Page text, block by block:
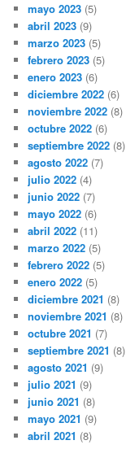
mayo 2023 (5)
abril 2023 (9)
marzo 2023 (5)
febrero 2023 (5)
enero 2023 (6)
diciembre 2022 (6)
noviembre 2022 (8)
octubre 2022 (6)
septiembre 2022 (8)
agosto 2022 (7)
julio 2022 (4)
junio 2022 (7)
mayo 2022 (6)
abril 2022 (11)
marzo 2022 (5)
febrero 2022 (5)
enero 2022 (5)
diciembre 2021 (8)
noviembre 2021 (8)
octubre 2021 (7)
septiembre 2021 (8)
agosto 2021 (9)
julio 2021 (9)
junio 2021 (8)
mayo 2021 (9)
abril 2021 (8)